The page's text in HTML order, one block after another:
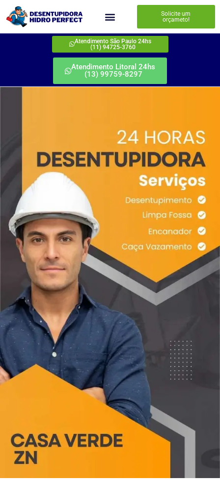
Solicite um
orçameto!
Atendimento São Paulo 24hs
(11) 94725-3760
Atendimento Litoral 24hs
(13) 99759-8297